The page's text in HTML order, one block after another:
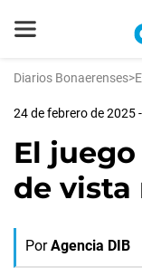
Diarios Bonaerenses>
24 de febrero de 2025
El
de vista
Por Agencia DIB